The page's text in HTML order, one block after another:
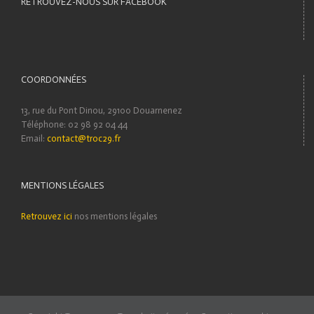
COORDONNÉES
13, rue du Pont Dinou, 29100 Douarnenez
Téléphone: 02 98 92 04 44
Email: contact@troc29.fr
MENTIONS LÉGALES
Retrouvez ici nos mentions légales